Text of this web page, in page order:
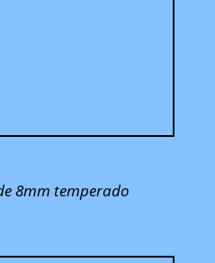
8mm temperado